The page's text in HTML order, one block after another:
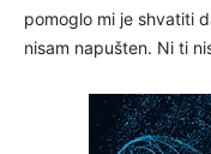
pomoglo mi je shvatiti
nisam napušten. Ni ti